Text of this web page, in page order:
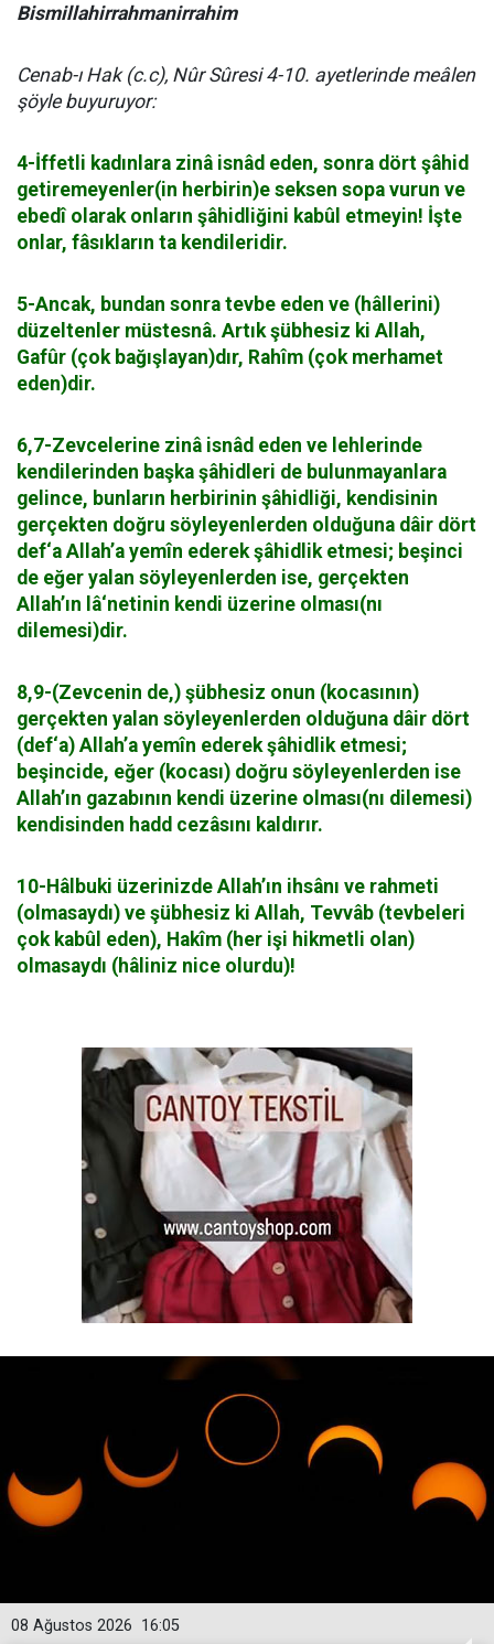
Bismillahirrahmanirrahim
Cenab-ı Hak (c.c), Nûr Sûresi 4-10. ayetlerinde meâlen
şöyle buyuruyor:
4-İffetli kadınlara zinâ isnâd eden, sonra dört şâhid
getiremeyenler(in herbirin)e seksen sopa vurun ve
ebedî olarak onların şâhidliğini kabûl etmeyin! İşte
onlar, fâsıkların ta kendileridir.
5-Ancak, bundan sonra tevbe eden ve (hâllerini)
düzeltenler müstesnâ. Artık şübhesiz ki Allah,
Gafûr (çok bağışlayan)dır, Rahîm (çok merhamet
eden)dir.
6,7-Zevcelerine zinâ isnâd eden ve lehlerinde
kendilerinden başka şâhidleri de bulunmayanlara
gelince, bunların herbirinin şâhidliği, kendisinin
gerçekten doğru söyleyenlerden olduğuna dâir dört
def‘a Allah’a yemîn ederek şâhidlik etmesi; beşinci
de eğer yalan söyleyenlerden ise, gerçekten
Allah’ın lâ‘netinin kendi üzerine olması(nı
dilemesi)dir.
8,9-(Zevcenin de,) şübhesiz onun (kocasının)
gerçekten yalan söyleyenlerden olduğuna dâir dört
(def‘a) Allah’a yemîn ederek şâhidlik etmesi;
beşincide, eğer (kocası) doğru söyleyenlerden ise
Allah’ın gazabının kendi üzerine olması(nı dilemesi)
kendisinden hadd cezâsını kaldırır.
10-Hâlbuki üzerinizde Allah’ın ihsânı ve rahmeti
(olmasaydı) ve şübhesiz ki Allah, Tevvâb (tevbeleri
çok kabûl eden), Hakîm (her işi hikmetli olan)
olmasaydı (hâliniz nice olurdu)!
16:05
08 Ağustos 2026